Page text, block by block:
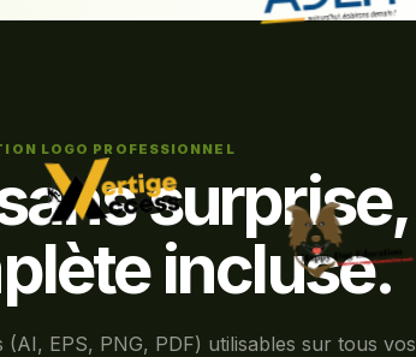
LOGO PROFESSIONNEL
surprise,
incluse.
EPS, PNG, PDF) utilisables sur tous vos